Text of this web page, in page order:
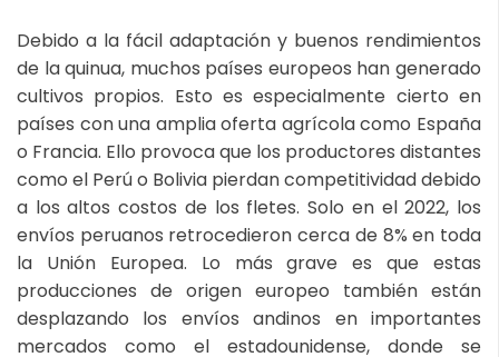
Debido a la fácil adaptación y buenos rendimientos
de la quinua, muchos países europeos han generado
cultivos propios. Esto es especialmente cierto en
países con una amplia oferta agrícola como España
o Francia. Ello provoca que los productores distantes
como el Perú o Bolivia pierdan competitividad debido
a los altos costos de los fletes. Solo en el 2022, los
envíos peruanos retrocedieron cerca de 8% en toda
la Unión Europea. Lo más grave es que estas
producciones de origen europeo también están
desplazando los envíos andinos en importantes
mercados como el estadounidense, donde se